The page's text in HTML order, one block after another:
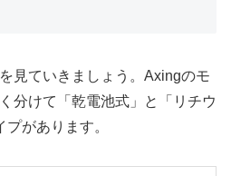
見ていきましょう。Axingのモ
分けて「乾電池式」と「リチウ
があります。